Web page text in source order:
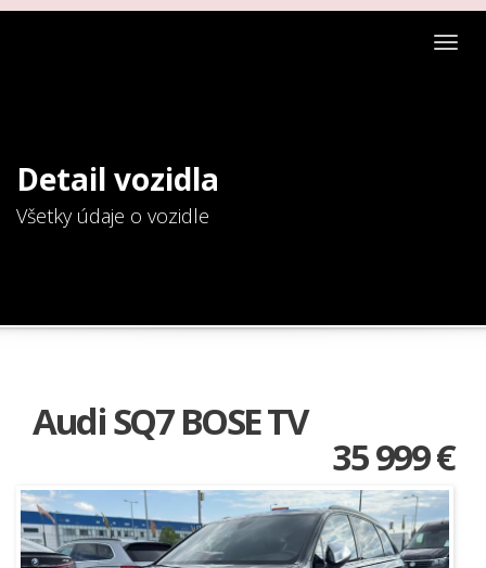
Detail vozidla
Všetky údaje o vozidle
Audi SQ7 BOSE TV
35 999 €